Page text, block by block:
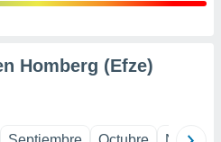
Homberg (Efze)